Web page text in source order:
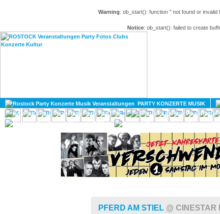
Warning: ob_start(): function '' not found or
Notice: ob_start(): failed to create
PARTY KONZERTE MUSIK
KULTUR
GAY
PFERD AM STIEL @ CINESTAR